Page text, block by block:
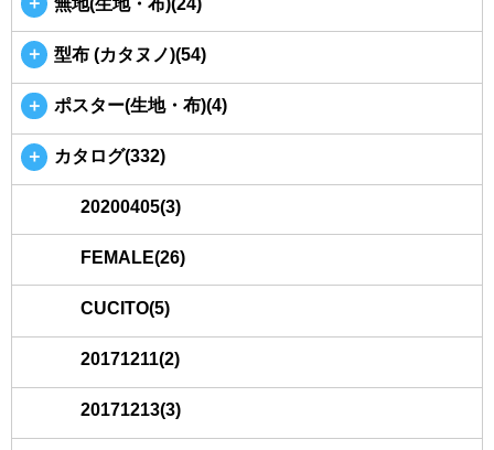
＋ 型布 (カタヌノ)(54)
＋ ポスター(生地・布)(4)
＋ カタログ(332)
20200405(3)
FEMALE(26)
CUCITO(5)
20171211(2)
20171213(3)